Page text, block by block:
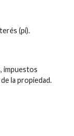
(pi).
impuestos
la propiedad.